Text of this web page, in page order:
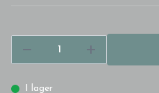
I lager